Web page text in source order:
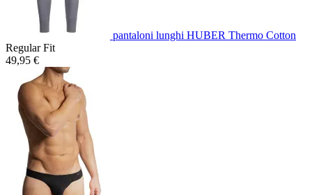
pantaloni lunghi HUBER Thermo Cotton
Regular Fit
49,95 €